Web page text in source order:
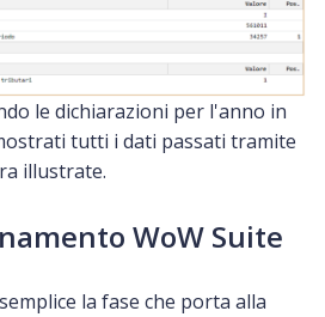
le dichiarazioni per l'anno in
tutti i dati passati tramite
illustrate.
WoW Suite
la fase che porta alla